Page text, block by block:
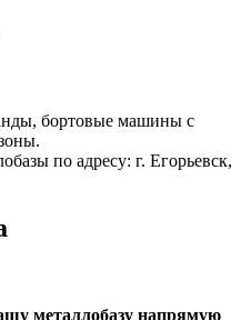
бортовые машины с
по адресу: г. Егорьевск,
металлобазу напрямую